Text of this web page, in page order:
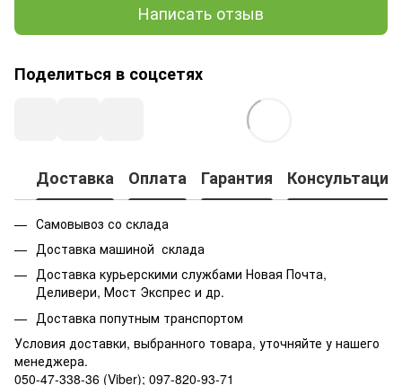
Написать отзыв
Поделиться в соцсетях
Доставка Оплата Гарантия Консультация
Самовывоз со склада
Доставка машиной склада
Доставка курьерскими службами Новая Почта,
Деливери, Мост Экспрес и др.
Доставка попутным транспортом
Условия доставки, выбранного товара, уточняйте у нашего
менеджера.
050-47-338-36 (Viber); 097-820-93-71